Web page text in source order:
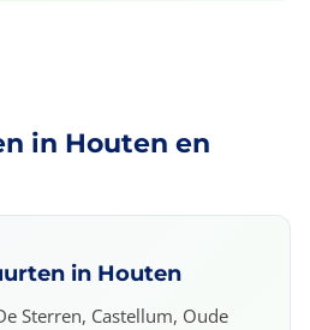
in Houten en
in Houten
Sterren, Castellum, Oude